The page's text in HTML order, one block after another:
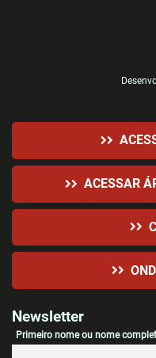
ACESSAR
Newsletter
Primeiro nome ou nome